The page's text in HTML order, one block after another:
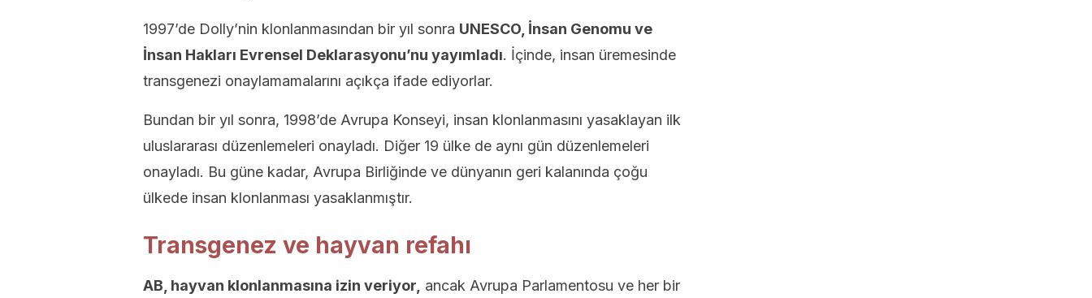
1997’de Dolly’nin klonlanmasından bir yıl sonra UNESCO, İnsan Genomu ve
İnsan Hakları Evrensel Deklarasyonu’nu yayımladı. İçinde, insan üremesinde
transgenezi onaylamamalarını açıkça ifade ediyorlar.
Bundan bir yıl sonra, 1998’de Avrupa Konseyi, insan klonlanmasını yasaklayan ilk
uluslararası düzenlemeleri onayladı. Diğer 19 ülke de aynı gün düzenlemeleri
onayladı. Bu güne kadar, Avrupa Birliğinde ve dünyanın geri kalanında çoğu
ülkede insan klonlanması yasaklanmıştır.
Transgenez ve hayvan refahı
AB, hayvan klonlanmasına izin veriyor, ancak Avrupa Parlamentosu ve her bir